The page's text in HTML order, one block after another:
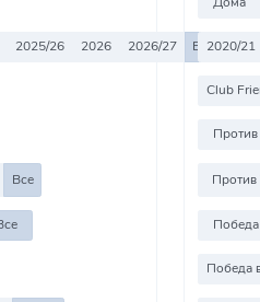
2025/26 2026 2026/27 Все
Все
2020/21
Club
Победа